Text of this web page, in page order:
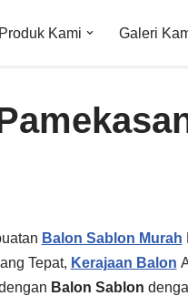
Produk Kami Galeri
Balon Sablon Murah
Tepat, Kerajaan Balon
Balon Sablon